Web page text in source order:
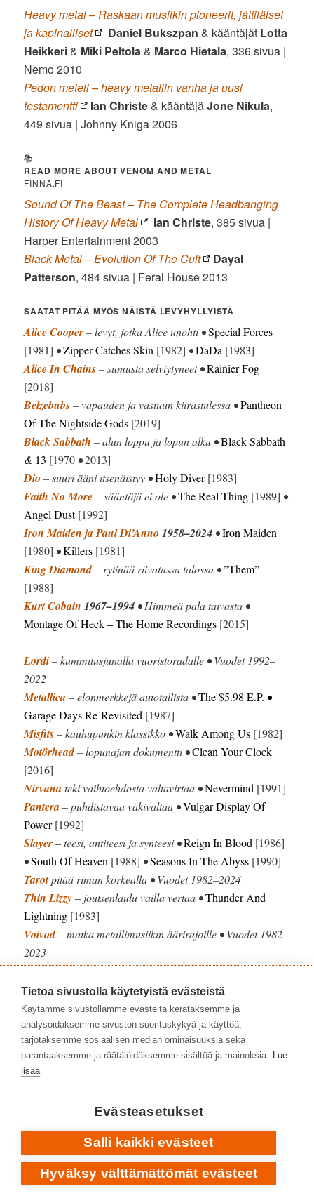
Heavy metal – Raskaan musiikin pioneerit, jättiläiset
ja kapinalliset
Daniel Bukszpan & kääntäjät Lotta
Heikkeri& Miki Peltola& Marco Hietala, 336 sivua |
Nemo 2010
Pedon meteli – heavy metallin vanha ja uusi
testamentti
Ian Christe& kääntäjäJone Nikula,
449 sivua | Johnny Kniga 2006
📚
READ MORE ABOUT VENOM AND METAL
FINNA.FI
Sound Of The Beast – The Complete Headbanging
History Of Heavy Metal
Ian Christe, 385 sivua |
Harper Entertainment 2003
Black Metal – Evolution Of The Cult
Dayal
Patterson, 484 sivua | Feral House 2013
SAATAT PITÄÄ MYÖS NÄISTÄ LEVYHYLLYISTÄ
Alice Cooper– levyt, jotka Alice unohti •Special Forces
[1981] •Zipper Catches Skin [1982] •DaDa [1983]
Alice In Chains– sumusta selviytyneet •Rainier Fog
[2018]
Belzebubs– vapauden ja vastuun kiirastulessa •Pantheon
Of The Nightside Gods [2019]
Black Sabbath – alun loppu ja lopun alku •Black Sabbath
& 13 [1970 •2013]
Dio – suuri ääni itsenäistyy •Holy Diver[1983]
Faith No More– sääntöjä ei ole •The Real Thing [1989] •
Angel Dust[1992]
Iron Maiden ja Paul Di’Anno 1958–2024 •Iron Maiden
[1980] •Killers [1981]
King Diamond– rytinää riivatussa talossa •”Them”
[1988]
Kurt Cobain 1967–1994 • Himmeä pala taivasta •
Montage Of Heck– The Home Recordings [2015]
Lordi– kummitusjunalla vuoristoradalle • Vuodet 1992–
2022
Metallica– elonmerkkejä autotallista •The $5.98 E.P. •
Garage Days Re-Revisited [1987]
Misfits– kauhupunkin klassikko •Walk Among Us [1982]
Motörhead– lopunajan dokumentti •Clean Your Clock
[2016]
Nirvanateki vaihtoehdosta valtavirtaa •Nevermind [1991]
Pantera– puhdistavaa väkivaltaa •Vulgar Display Of
Power[1992]
Slayer– teesi, antiteesi ja synteesi •Reign In Blood [1986]
•South Of Heaven [1988] •Seasons In The Abyss [1990]
Tarotpitää riman korkealla • Vuodet 1982–2024
Thin Lizzy– joutsenlaulu vailla vertaa •Thunder And
Lightning [1983]
Voivod– matka metallimusiikin äärirajoille • Vuodet 1982–
2023
Zero Nine– suomihevin huipulla •Intrigue[1986]
Tietoa sivustolla käytetyistä evästeistä
Käytämme sivustollamme evästeitä kerätäksemme ja
analysoidaksemme sivuston suorituskykyä ja käyttöä,
tarjotaksemme sosiaalisen median ominaisuuksia sekä
parantaaksemme ja räätälöidäksemme sisältöä ja mainoksia. Lue
lisää
Evästeasetukset
Salli kaikki evästeet
Hyväksy välttämättömät evästeet